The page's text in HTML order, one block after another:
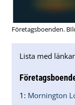
Företagsboenden.
Lista med
1: Mornington